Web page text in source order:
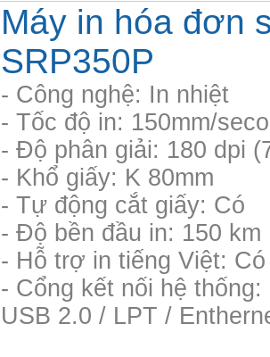
Máy in hóa đơn
SRP350P
- Công nghệ: In nhiệt
- Tốc độ in: 150mm/
- Độ phân giải: 180 dpi
- Khổ giấy: K 80mm
- Tự động cắt giấy: Có
- Độ bền đầu in: 150 km
- Hỗ trợ in tiếng Việt: Có
- Cổng kết nối hệ
USB 2.0 / LPT /